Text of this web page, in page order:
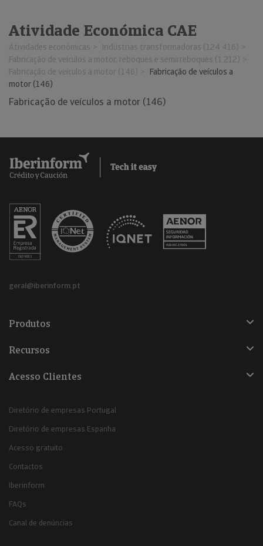
Atividade Económica CAE
Atividades económicas
Indústrias transformadoras (124.416)
Fabricação de veículos a motor, reboques e semirreboques (1.212)
Fabricação de veículos a motor (146)
Fabricação de veículos a
motor (146)
Fabricação de veículos a motor (146)
geral@iberinform.pt
Produtos
Recursos
Acesso Clientes
Diretório de empresas Portugal
Diretório de empresas Espanha
Acesso gratuito
Contactos
Iberinform
FAQs
Canal de denúncias